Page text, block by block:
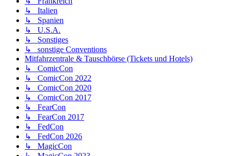
↳ Italien
↳ Spanien
↳ U.S.A.
↳ Sonstiges
↳ sonstige Conventions
Mitfahrzentrale & Tauschbörse (Tickets und Hotels)
↳ ComicCon
↳ ComicCon 2022
↳ ComicCon 2020
↳ ComicCon 2017
↳ FearCon
↳ FearCon 2017
↳ FedCon
↳ FedCon 2026
↳ MagicCon